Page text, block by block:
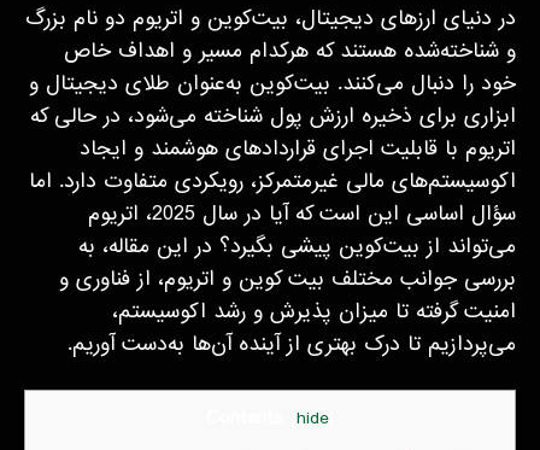
در دنیای ارزهای دیجیتال، بیت‌کوین و اتریوم دو نام بزرگ
و شناخته‌شده هستند که هرکدام مسیر و اهداف خاص
خود را دنبال می‌کنند. بیت‌کوین به‌عنوان طلای دیجیتال و
ابزاری برای ذخیره ارزش پول شناخته می‌شود، در حالی که
اتریوم با قابلیت اجرای قراردادهای هوشمند و ایجاد
اکوسیستم‌های مالی غیرمتمرکز، رویکردی متفاوت دارد. اما
سؤال اساسی این است که آیا در سال 2025، اتریوم
می‌تواند از بیت‌کوین پیشی بگیرد؟ در این مقاله، به
بررسی جوانب مختلف بیت کوین و اتریوم، از فناوری و
امنیت گرفته تا میزان پذیرش و رشد اکوسیستم،
می‌پردازیم تا درک بهتری از آینده آن‌ها به‌دست آوریم.
hide